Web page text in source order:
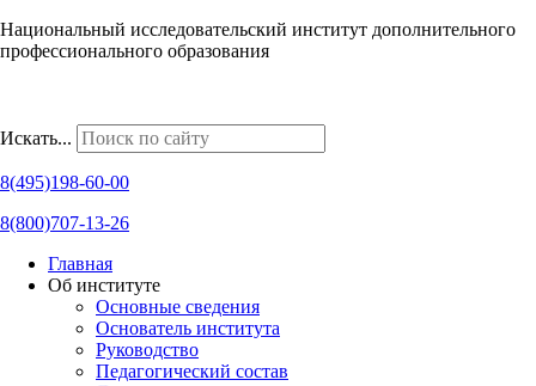
Национальный исследовательский институт дополнительного
профессионального образования
Искать...
8(495)198-60-00
8(800)707-13-26
Главная
Об институте
Основные сведения
Основатель института
Руководство
Педагогический состав